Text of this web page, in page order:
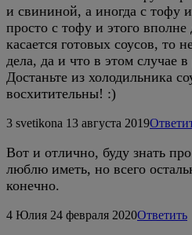
и свининой, а иногда с тофу
просто с тофу и этого
касается готовых соусов, то
дела, да и что в этом случае в
Достаньте из холодильника
восхитительны! :)
3 svetikona 13 августа 2019
Вот и отлично, буду знать
люблю иметь, но всего
конечно.
4 Юлия 24 февраля 2020Ответить